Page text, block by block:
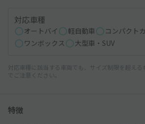
対応車種
オートバイ 軽自動車 コンパクト
ワンボックス
大型車・SUV
対応車種に該当する車両でも、サイズ制限を超える
でご注意ください。
特徴